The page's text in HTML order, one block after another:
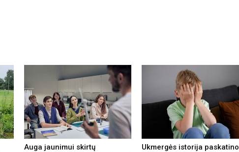
Auga jaunimui skirtų
Ukmergės istorija paskatino